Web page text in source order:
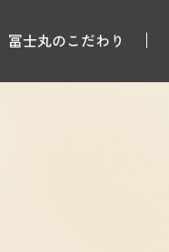
冨士丸のこだわり